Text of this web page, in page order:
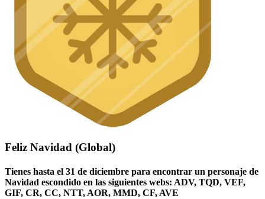
Feliz Navidad (Global)
Tienes hasta el 31 de diciembre para encontrar un personaje de
Navidad escondido en las siguientes webs: ADV, TQD, VEF,
GIF, CR, CC, NTT, AOR, MMD, CF, AVE